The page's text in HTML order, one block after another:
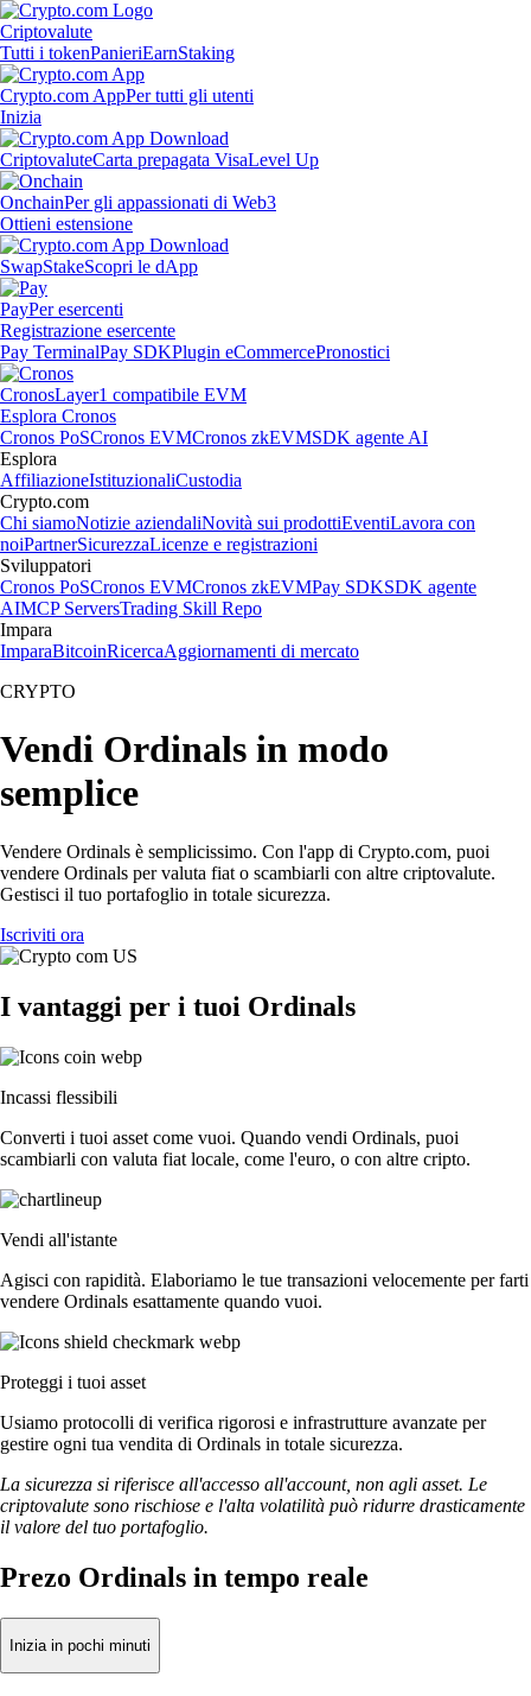
Criptovalute
Tutti i tokenPanieriEarnStaking
Crypto.com AppPer tutti gli utenti
Inizia
CriptovaluteCarta prepagata VisaLevel Up
OnchainPer gli appassionati di Web3
Ottieni estensione
SwapStakeScopri le dApp
PayPer esercenti
Registrazione esercente
Pay TerminalPay SDKPlugin eCommercePronostici
CronosLayer1 compatibile EVM
Esplora Cronos
Cronos PoSCronos EVMCronos zkEVMSDK agente AI
Esplora
AffiliazioneIstituzionaliCustodia
Crypto.com
Chi siamoNotizie aziendaliNovità sui prodottiEventiLavora con
noiPartnerSicurezzaLicenze e registrazioni
Sviluppatori
Cronos PoSCronos EVMCronos zkEVMPay SDKSDK agente
AIMCP ServersTrading Skill Repo
Impara
ImparaBitcoinRicercaAggiornamenti di mercato
CRYPTO
Vendi Ordinals in modo
semplice
Vendere Ordinals è semplicissimo. Con l'app di Crypto.com, puoi
vendere Ordinals per valuta fiat o scambiarli con altre criptovalute.
Gestisci il tuo portafoglio in totale sicurezza.
Iscriviti ora
I vantaggi per i tuoi Ordinals
Incassi flessibili
Converti i tuoi asset come vuoi. Quando vendi Ordinals, puoi
scambiarli con valuta fiat locale, come l'euro, o con altre cripto.
Vendi all'istante
Agisci con rapidità. Elaboriamo le tue transazioni velocemente per farti
vendere Ordinals esattamente quando vuoi.
Proteggi i tuoi asset
Usiamo protocolli di verifica rigorosi e infrastrutture avanzate per
gestire ogni tua vendita di Ordinals in totale sicurezza.
La sicurezza si riferisce all'accesso all'account, non agli asset. Le
criptovalute sono rischiose e l'alta volatilità può ridurre drasticamente
il valore del tuo portafoglio.
Prezo Ordinals in tempo reale
Inizia in pochi minuti